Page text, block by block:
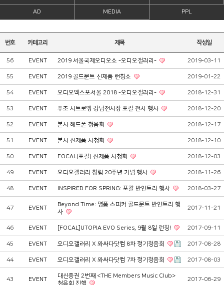
AD MEDIA PPL
번호 카테고리 제목 작성일
56 EVENT 2019 서울국제오디오쇼 -오디오갤러리- 2019-03-11
55 EVENT 2019 골드문트 신제품 런칭쇼 2019-01-22
54 EVENT 오디오엑스포서울 2018 -오디오갤러리- 2018-12-31
53 EVENT 푸조 시트로엥 강남전시장 포칼 전시 행사 2018-12-20
52 EVENT 본사 헤드폰 청음회 2018-12-17
51 EVENT 본사 신제품 시청회 2018-12-10
50 EVENT FOCAL(포칼) 신제품 시청회 2018-12-03
49 EVENT 오디오갤러리 창립 20주년 기념 행사 2018-11-26
48 EVENT INSPIRED FOR SPRING: 포칼 반얀트리 행사 2018-03-27
47 EVENT
Beyond Time: 명품 스피커 골드문트 반얀트리 행
사
2017-11-21
46 EVENT [FOCAL]UTOPIA EVO Series, 9월 8일 런칭! 2017-09-11
45 EVENT 오디오갤러리 X 와싸다닷컴 8차 정기청음회 2017-08-28
44 EVENT 오디오갤러리 X 와싸다닷컴 7차 정기청음회 2017-08-03
43 EVENT
대신증권 2번째 <THE Members Music Club>
청음회 진행
2017-06-29